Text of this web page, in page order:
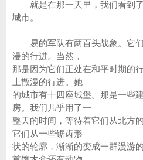
就是在那一天里，我们看到了
城市。
易的军队有两百头战象。它们
漫的行进。当然，
那是因为它们正处在和平时期的
上散漫的行进。她
的城市有十四座城堡。那是一些
房。我们几乎用了一
整天的时间，等待着它们从北方
它们从一些锯齿形
状的轮廓，渐渐的变成一群漫游